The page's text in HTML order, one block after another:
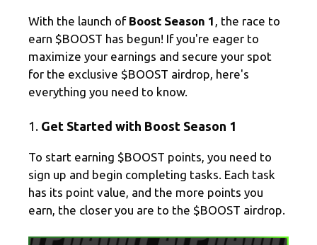
a
m
o
o
k
er
With the launch of Boost Season 1 , the race to
earn $BOOST has begun! If you're eager to
maximize your earnings and secure your spot
for the exclusive $BOOST airdrop, here's
everything you need to know.
1. Get Started with Boost Season 1
To start earning $BOOST points, you need to
sign up and begin completing tasks. Each task
has its point value, and the more points you
earn, the closer you are to the $BOOST airdrop.